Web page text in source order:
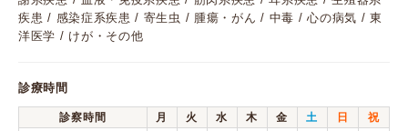
疾患 / 感染症系疾患 / 寄生虫 / 腫瘍・がん / 中毒 / 心の病気 / 東
洋医学 / けが・その他
診療時間
診察時間 月 火 水 木 金 土 日
祝